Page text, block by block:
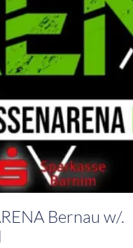
Bernau w/.